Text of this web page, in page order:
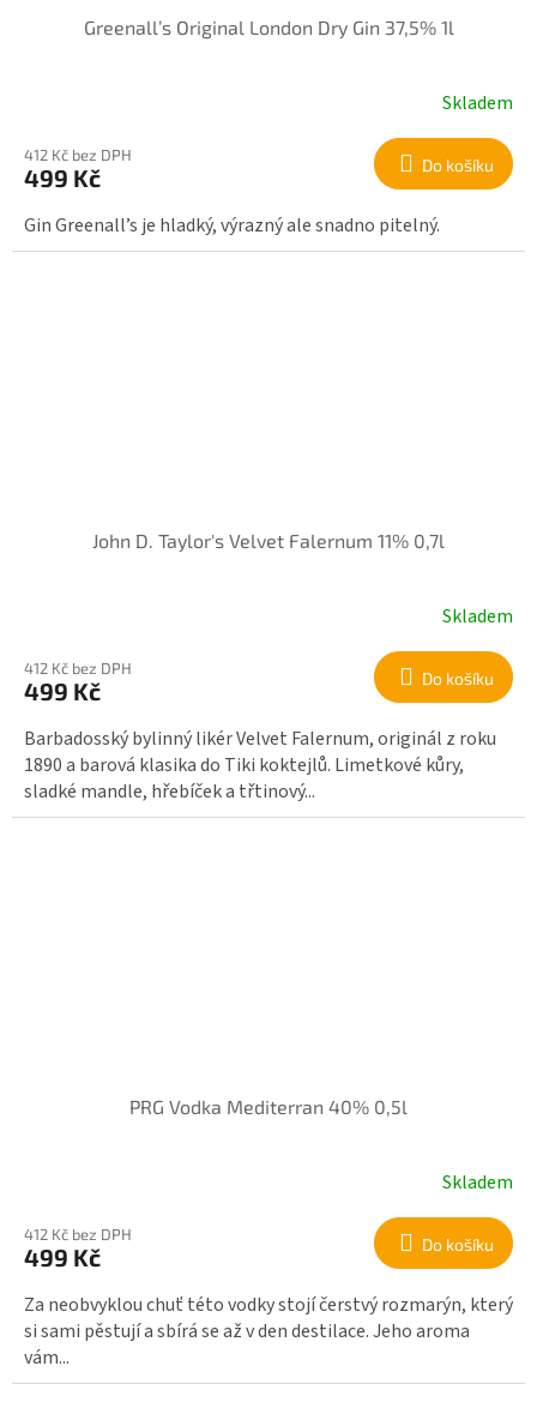
Greenall’s Original London Dry Gin 37,5% 1l
Skladem
412 Kč bez DPH
499 Kč Do košíku
Gin Greenall’s je hladký, výrazný ale snadno pitelný.
John D. Taylor's Velvet Falernum 11% 0,7l
Skladem
412 Kč bez DPH
499 Kč Do košíku
Barbadosský bylinný likér Velvet Falernum, originál z roku
1890 a barová klasika do Tiki koktejlů. Limetkové kůry,
sladké mandle, hřebíček a třtinový...
PRG Vodka Mediterran 40% 0,5l
Skladem
412 Kč bez DPH
499 Kč Do košíku
Za neobvyklou chuť této vodky stojí čerstvý rozmarýn, který
si sami pěstují a sbírá se až v den destilace. Jeho aroma
vám...